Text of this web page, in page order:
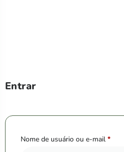
Entrar
Nome de usuário ou e-mail *